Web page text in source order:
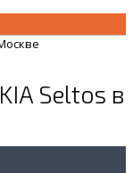
Seltos в